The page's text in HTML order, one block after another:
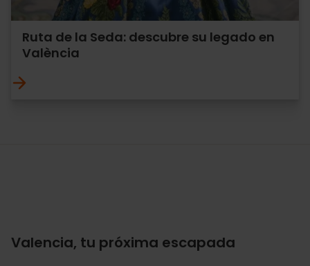
Ruta de la Seda: descubre su legado en
València
Valencia, tu próxima escapada